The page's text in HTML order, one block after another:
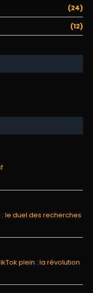
(24)
(12)
le duel des recherches
plein : la révolution